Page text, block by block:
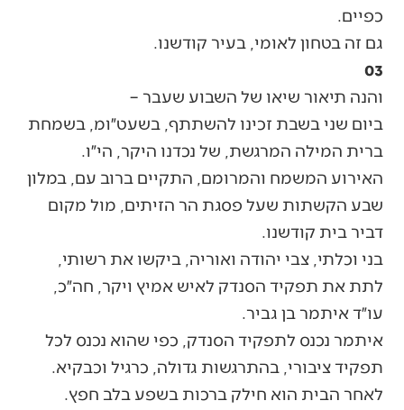
כפיים.
גם זה בטחון לאומי, בעיר קודשנו.
03
והנה תיאור שיאו של השבוע שעבר –
ביום שני בשבת זכינו להשתתף, בשעט״ומ, בשמחת
ברית המילה המרגשת, של נכדנו היקר, הי״ו.
האירוע המשמח והמרומם, התקיים ברוב עם, במלון
שבע הקשתות שעל פסגת הר הזיתים, מול מקום
דביר בית קודשנו.
בני וכלתי, צבי יהודה ואוריה, ביקשו את רשותי,
לתת את תפקיד הסנדק לאיש אמיץ ויקר, חה״כ,
עו״ד איתמר בן גביר.
איתמר נכנס לתפקיד הסנדק, כפי שהוא נכנס לכל
תפקיד ציבורי, בהתרגשות גדולה, כרגיל וכבקיא.
לאחר הבית הוא חילק ברכות בשפע בלב חפץ.